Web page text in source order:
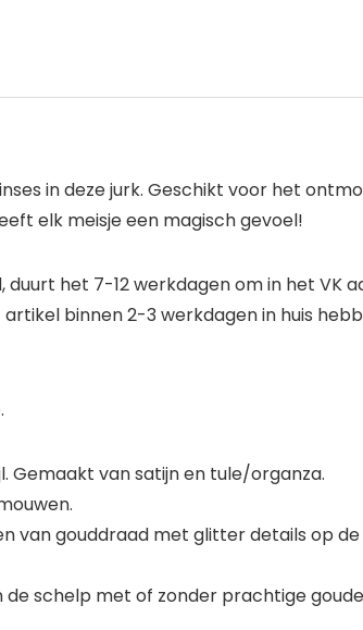
in deze jurk. Geschikt voor het
elk meisje een magisch gevoel!
het 7-12 werkdagen om in het VK
binnen 2-3 werkdagen in huis
Gemaakt van satijn en tule/organza.
van gouddraad met glitter details op
schelp met of zonder prachtige